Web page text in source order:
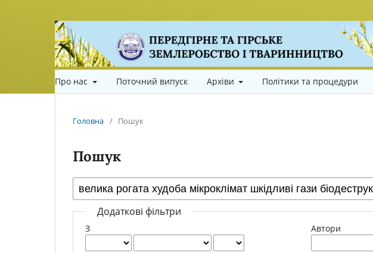
Про нас Поточний випуск Архіви Політики та процедури
Головна / Пошук
Пошук
Додаткові фільтри
З Автори